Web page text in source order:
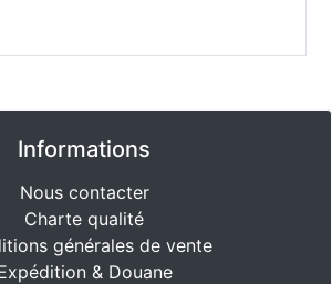
Informations
Nous contacter
Charte qualité
générales de vente
& Douane